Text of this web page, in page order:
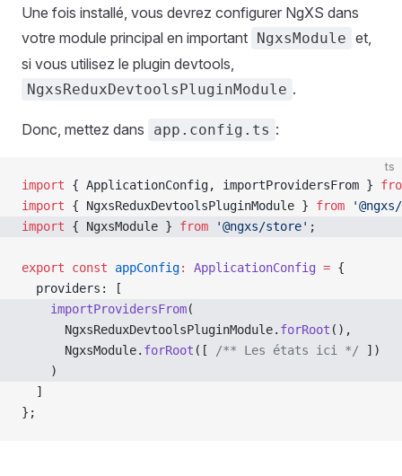
Une fois installé, vous devrez configurer NgXS dans
votre module principal en important NgxsModule et,
si vous utilisez le plugin devtools,
NgxsReduxDevtoolsPluginModule .
Donc, mettez dans app.config.ts :
ts
import { ApplicationConfig, importProvidersFrom }
import { NgxsReduxDevtoolsPluginModule } from
import { NgxsModule } from '@ngxs/store' ;
export const appConfig: ApplicationConfig = {
  providers: [
    importProvidersFrom
(
      NgxsReduxDevtoolsPluginModule.
forRoot (),
      NgxsModule.
forRoot ([ /** Les états ici */ ])
    )
  ]
};